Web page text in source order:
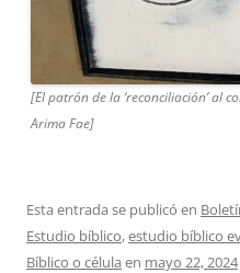
[El patrón de la ‘reconciliación’ al
Arima Fae]
Esta entrada se publicó en
Estudio bíblico,estudio bíblico
Bíblico o célula en mayo 22, 2024